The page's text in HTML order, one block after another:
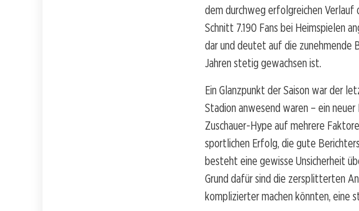
dem durchweg erfolgreichen Verlauf
Schnitt 7.190 Fans bei Heimspielen
dar und deutet auf die zunehmende
Jahren stetig gewachsen ist.
Ein Glanzpunkt der Saison war der
Stadion anwesend waren – ein
Zuschauer-Hype auf mehrere
sportlichen Erfolg, die gute
besteht eine gewisse Unsicherheit
Grund dafür sind die zersplitterten
komplizierter machen könnten, eine